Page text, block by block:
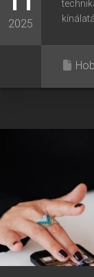
2025